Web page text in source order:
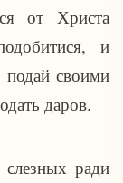
от Христа
и
своими
даров.
ради